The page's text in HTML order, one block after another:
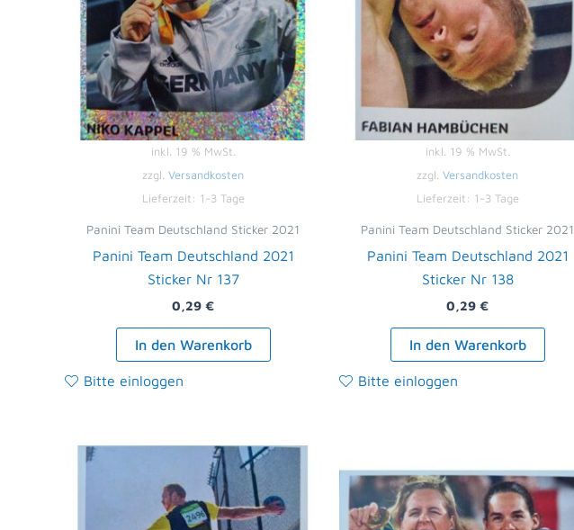
inkl. 19 % MwSt.
zzgl. Versandkosten
Lieferzeit: 1-3 Tage
Panini Team Deutschland Sticker 2021
Panini Team Deutschland 2021
Sticker Nr 137
0,29 €
In den Warenkorb
Bitte einloggen
inkl. 19 % MwSt.
zzgl. Versandkosten
Lieferzeit: 1-3 Tage
Panini Team Deutschland Sticker 2021
Panini Team Deutschland 2021
Sticker Nr 138
0,29 €
In den Warenkorb
Bitte einloggen